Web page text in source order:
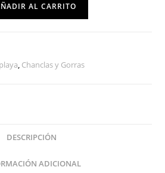
AL CARRITO
, Chanclas y Gorras
DESCRIPCIÓN
ADICIONAL